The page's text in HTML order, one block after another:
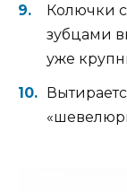
Колючки
зубцами
уже